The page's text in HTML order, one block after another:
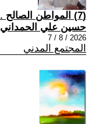
(7) المواطن الصالح .. عقد بين الدولة والإنسان
حسين علي الحمداني
2026 / 8 / 7
المجتمع المدني